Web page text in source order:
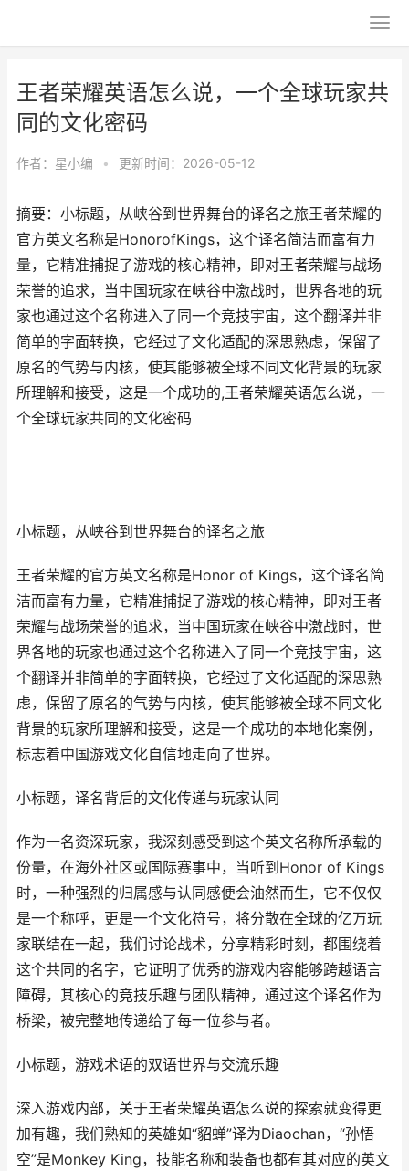
王者荣耀英语怎么说，一个全球玩家共
同的文化密码
作者： 星小编 • 更新时间：2026-05-12
摘要：小标题，从峡谷到世界舞台的译名之旅王者荣耀的
官方英文名称是HonorofKings，这个译名简洁而富有力
量，它精准捕捉了游戏的核心精神，即对王者荣耀与战场
荣誉的追求，当中国玩家在峡谷中激战时，世界各地的玩
家也通过这个名称进入了同一个竞技宇宙，这个翻译并非
简单的字面转换，它经过了文化适配的深思熟虑，保留了
原名的气势与内核，使其能够被全球不同文化背景的玩家
所理解和接受，这是一个成功的,王者荣耀英语怎么说，一
个全球玩家共同的文化密码
小标题，从峡谷到世界舞台的译名之旅
王者荣耀的官方英文名称是Honor of Kings，这个译名简
洁而富有力量，它精准捕捉了游戏的核心精神，即对王者
荣耀与战场荣誉的追求，当中国玩家在峡谷中激战时，世
界各地的玩家也通过这个名称进入了同一个竞技宇宙，这
个翻译并非简单的字面转换，它经过了文化适配的深思熟
虑，保留了原名的气势与内核，使其能够被全球不同文化
背景的玩家所理解和接受，这是一个成功的本地化案例，
标志着中国游戏文化自信地走向了世界。
小标题，译名背后的文化传递与玩家认同
作为一名资深玩家，我深刻感受到这个英文名称所承载的
份量，在海外社区或国际赛事中，当听到Honor of Kings
时，一种强烈的归属感与认同感便会油然而生，它不仅仅
是一个称呼，更是一个文化符号，将分散在全球的亿万玩
家联结在一起，我们讨论战术，分享精彩时刻，都围绕着
这个共同的名字，它证明了优秀的游戏内容能够跨越语言
障碍，其核心的竞技乐趣与团队精神，通过这个译名作为
桥梁，被完整地传递给了每一位参与者。
小标题，游戏术语的双语世界与交流乐趣
深入游戏内部，关于王者荣耀英语怎么说的探索就变得更
加有趣，我们熟知的英雄如“貂蝉”译为Diaochan，“孙悟
空”是Monkey King，技能名称和装备也都有其对应的英文